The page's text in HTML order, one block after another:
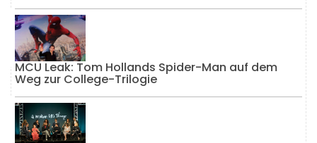
MCU Leak: Tom Hollands Spider-Man auf dem
Weg zur College-Trilogie